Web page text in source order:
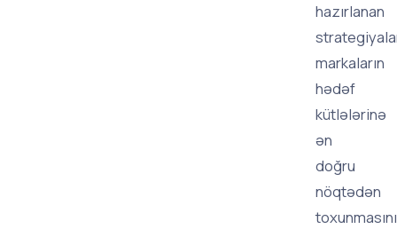
hazırlanan
markaların
hədəf
kütlələrinə
ən
doğru
nöqtədən
toxunmasını